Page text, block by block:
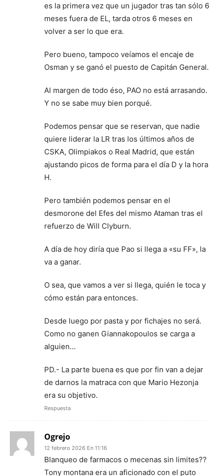
es la primera vez que un jugador tras tan sólo 6
meses fuera de EL, tarda otros 6 meses en
volver a ser lo que era.
Pero bueno, tampoco veíamos el encaje de
Osman y se ganó el puesto de Capitán General.
Al margen de todo éso, PAO no está arrasando.
Y no se sabe muy bien porqué.
Podemos pensar que se reservan, que nadie
quiere liderar la LR tras los últimos años de
CSKA, Olimpiakos o Real Madrid, que están
ajustando picos de forma para el día D y la hora
H.
Pero también podemos pensar en el
desmorone del Efes del mismo Ataman tras el
refuerzo de Will Clyburn.
A día de hoy diría que Pao si llega a «su FF», la
va a ganar.
O sea, que vamos a ver si llega, quién le toca y
cómo están para entonces.
Desde luego por pasta y por fichajes no será.
Como no ganen Giannakopoulos se carga a
alguien…
PD.- La parte buena es que por fin van a dejar
de darnos la matraca con que Mario Hezonja
era su objetivo.
Respuesta
Ogrejo
12 febrero 2026 En 11:16
Blanqueo de farmacos o mecenas sin limites??
Tony montana era un aficionado con el puto